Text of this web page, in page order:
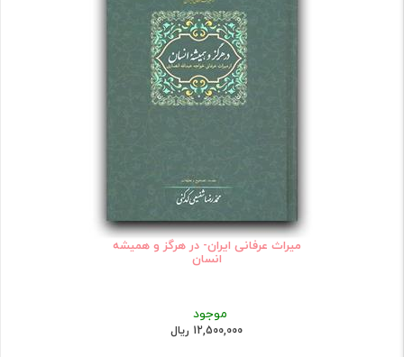
میراث عرفانی ایران- در هرگز و همیشه
انسان
موجود
12,500,000 ریال